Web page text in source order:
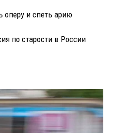
оперу и спеть арию
по старости в России